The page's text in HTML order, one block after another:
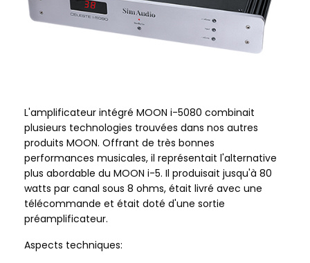
L'amplificateur intégré MOON i-5080 combinait
plusieurs technologies trouvées dans nos autres
produits MOON. Offrant de très bonnes
performances musicales, il représentait l'alternative
plus abordable du MOON i-5. Il produisait jusqu'à 80
watts par canal sous 8 ohms, était livré avec une
télécommande et était doté d'une sortie
préamplificateur.
Aspects techniques: